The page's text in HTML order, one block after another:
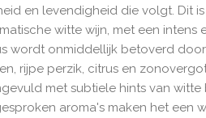
en levendigheid die volgt. Dit
witte wijn, met een intens
wordt onmiddellijk betoverd
rijpe perzik, citrus en
met subtiele hints van witte
aroma's maken het een